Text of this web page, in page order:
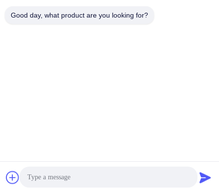
fournisseur. 2016-2026 Shanghai Chuanglv Catering Equipment
Co., Ltd Tous les droits réservés.
Good day, what product are you looking for?